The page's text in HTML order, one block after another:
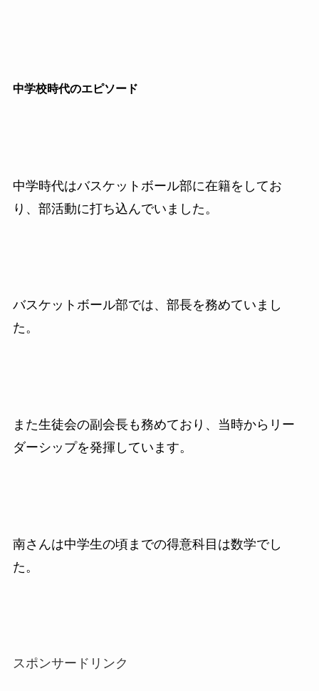
中学校時代のエピソード
中学時代はバスケットボール部に在籍をしてお
り、部活動に打ち込んでいました。
バスケットボール部では、部長を務めていまし
た。
また生徒会の副会長も務めており、当時からリー
ダーシップを発揮しています。
南さんは中学生の頃までの得意科目は数学でし
た。
スポンサードリンク